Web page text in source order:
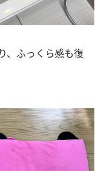
、ふっくら感も復